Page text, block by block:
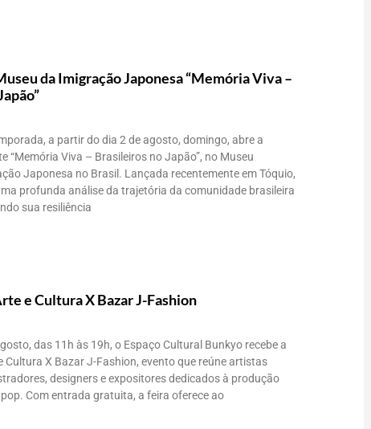
da Imigração Japonesa “Memória Viva –
a partir do dia 2 de agosto, domingo, abre a
“Memória Viva – Brasileiros no Japão”, no Museu
Japonesa no Brasil. Lançada recentemente em Tóquio,
profunda análise da trajetória da comunidade brasileira
sua resiliência
e Cultura X Bazar J-Fashion
das 11h às 19h, o Espaço Cultural Bunkyo recebe a
Cultura X Bazar J-Fashion, evento que reúne artistas
designers e expositores dedicados à produção
Com entrada gratuita, a feira oferece ao